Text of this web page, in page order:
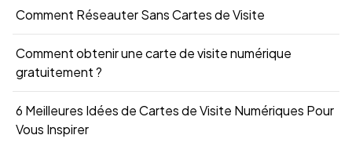
Comment Réseauter Sans Cartes de Visite
Comment obtenir une carte de visite numérique
gratuitement ?
6 Meilleures Idées de Cartes de Visite Numériques Pour
Vous Inspirer